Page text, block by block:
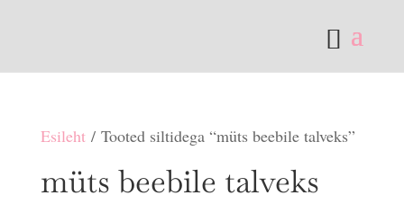
Esileht/ Tooted siltidega “müts beebile talveks”
müts beebile talveks